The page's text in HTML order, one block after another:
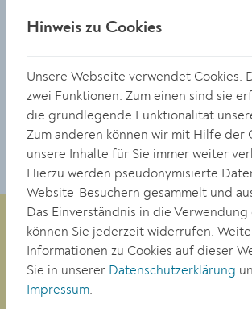
662.04 KB
Magistrat der Stadt Krems
Obere Landstraße 4
A-3500 Krems
Hinweis zu Cookies
Unsere Webseite verwendet Cookies.
zwei Funktionen: Zum einen sind sie
die grundlegende Funktionalität
Zum anderen können wir mit Hilfe der
unsere Inhalte für Sie immer weiter
Hierzu werden pseudonymisierte
Website-Besuchern gesammelt und
Das Einverständnis in die Verwendung
können Sie jederzeit widerrufen.
Informationen zu Cookies auf dieser
Sie in unserer Datenschutzerklärung
Impressum.